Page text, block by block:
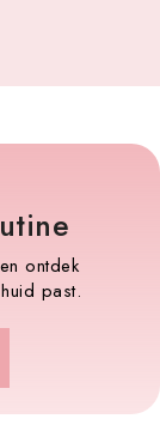
ontdek
past.